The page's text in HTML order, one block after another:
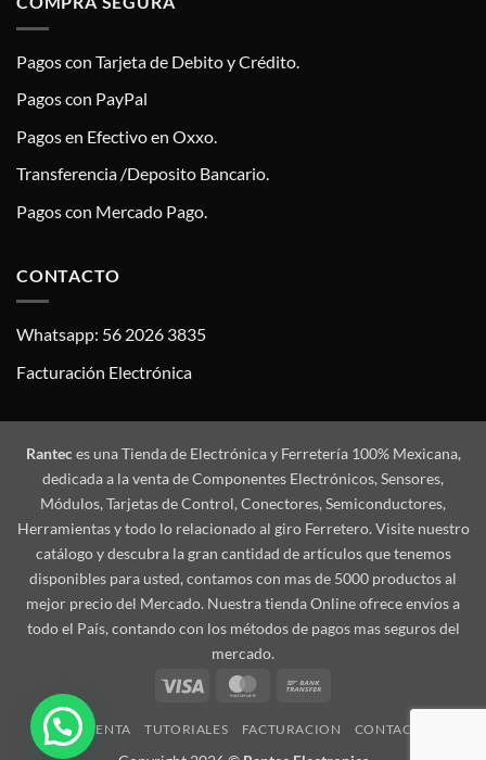
Pagos con Tarjeta de Debito y Crédito.
Pagos con PayPal
Pagos en Efectivo en Oxxo.
Transferencia /Deposito Bancario.
Pagos con Mercado Pago.
CONTACTO
Whatsapp: 56 2026 3835
Facturación Electrónica
Ranteces una Tienda de Electrónica y Ferretería 100% Mexicana,
dedicada a la venta de Componentes Electrónicos, Sensores,
Módulos, Tarjetas de Control, Conectores, Semiconductores,
Herramientas y todo lo relacionado al giro Ferretero. Visite nuestro
catálogo y descubra la gran cantidad de artículos que tenemos
disponibles para usted, contamos con mas de 5000 productos al
mejor precio del Mercado. Nuestra tienda Online ofrece envíos a
todo el País, contando con los métodos de pagos mas seguros del
mercado.
Visa
MasterCard
MI CUENTA TUTORIALES FACTURACION CONTACTO